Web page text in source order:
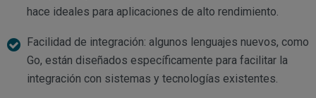
hace ideales para aplicaciones de alto rendimiento.
Facilidad de integración: algunos lenguajes nuevos, como
Go, están diseñados específicamente para facilitar la
integración con sistemas y tecnologías existentes.